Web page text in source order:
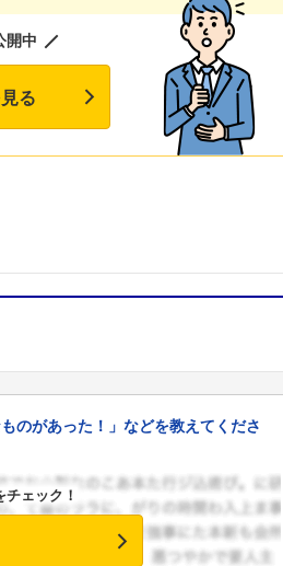
開中
る
のがあった！」などを教えてくださ
ェック！